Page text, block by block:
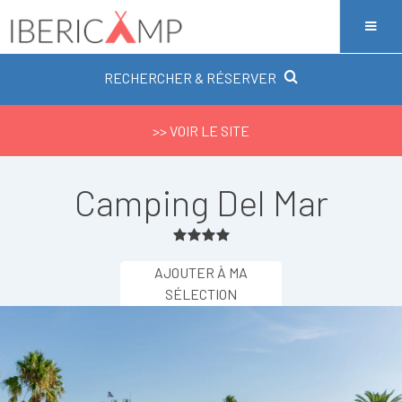
RECHERCHER & RÉSERVER
>> VOIR LE SITE
Camping Del Mar
AJOUTER À MA
SÉLECTION